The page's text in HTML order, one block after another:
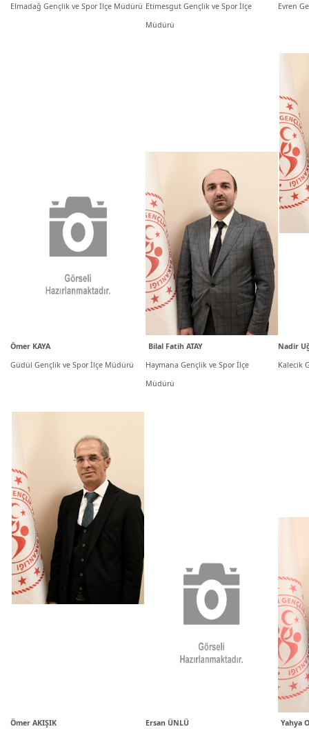
Elmadağ Gençlik ve Spor İlçe Müdürü Etimesgut Gençlik ve Spor İlçe
Müdürü
Evren
Ömer KAYA
Güdül Gençlik ve Spor İlçe Müdürü
Bilal Fatih ATAY
Haymana Gençlik ve Spor İlçe
Müdürü
Nadir
Kalecik
Ömer AKIŞIK Ersan ÜNLÜ Yahya